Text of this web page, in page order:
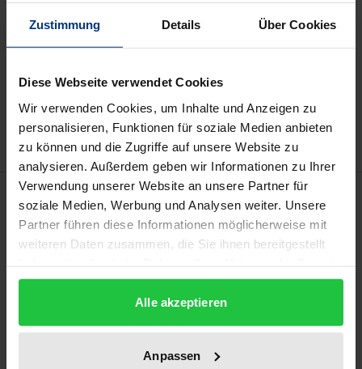
Zustimmung Details Über Cookies
Diese Webseite verwendet Cookies
Wir verwenden Cookies, um Inhalte und Anzeigen zu
personalisieren, Funktionen für soziale Medien anbieten
zu können und die Zugriffe auf unsere Website zu
analysieren. Außerdem geben wir Informationen zu Ihrer
Verwendung unserer Website an unsere Partner für
soziale Medien, Werbung und Analysen weiter. Unsere
Partner führen diese Informationen möglicherweise mit
weiteren Daten zusammen, die Sie ihnen bereitgestellt
gesammelt haben.
Alle akzeptieren
Anpassen
Add to Wish List
Delivery cost notice
Bibliographical data
Edition
978-3-7890-9958-8